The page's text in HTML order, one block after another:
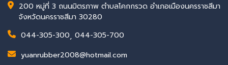
200 หมู่ที่ 3 ถนนมิตรภาพ ตำบลโคกกรวด อำเภอเมืองนครราชสีมา
จังหวัดนครราชสีมา 30280
044-305-300, 044-305-700
yuanrubber2008@hotmail.com